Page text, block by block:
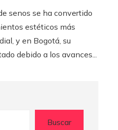
senos se ha convertido
estéticos más
y en Bogotá, su
debido a los avances...
Buscar